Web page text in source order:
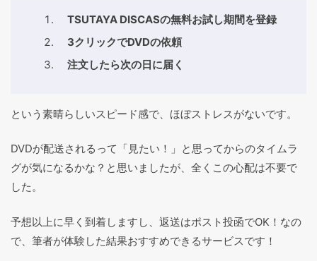
TSUTAYA DISCASの無料お試し期間を登録
3クリックでDVDの依頼
注文したら次の日に届く
という素晴らしいスピード感で、ほぼストレスがないです。
DVDが配送されるって「見たい！」と思ってからのタイムラ
グが気になるかな？と思いましたが、全くこの心配は不要で
した。
予想以上に早く到着しますし、返送はポスト投函でOK！なの
で、筆者が体験した結果おすすめできるサービスです！